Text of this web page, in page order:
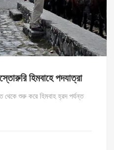
হিমবাহে পদযাত্রা
থেকে শুরু করে হিমবাহ হ্রদ পর্যন্ত